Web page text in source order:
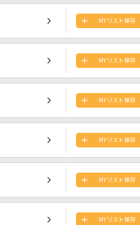
MYリスト保存
MYリスト保存
MYリスト保存
MYリスト保存
MYリスト保存
MYリスト保存